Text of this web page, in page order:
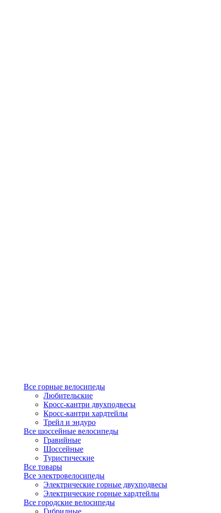
Все горные велосипеды
Любительские
Кросс-кантри двухподвесы
Кросс-кантри хардтейлы
Трейл и эндуро
Все шоссейные велосипеды
Гравийные
Шоссейные
Туристические
Все товары
Все электровелосипеды
Электрические горные двухподвесы
Электрические горные хардтейлы
Все городские велосипеды